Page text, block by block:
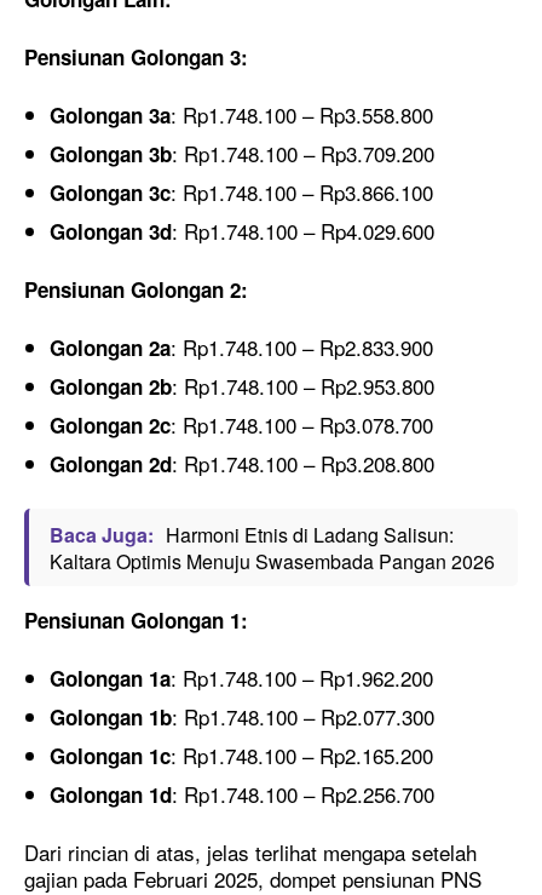
Pensiunan Golongan 3:
Golongan 3a: Rp1.748.100 – Rp3.558.800
Golongan 3b: Rp1.748.100 – Rp3.709.200
Golongan 3c: Rp1.748.100 – Rp3.866.100
Golongan 3d: Rp1.748.100 – Rp4.029.600
Pensiunan Golongan 2:
Golongan 2a: Rp1.748.100 – Rp2.833.900
Golongan 2b: Rp1.748.100 – Rp2.953.800
Golongan 2c: Rp1.748.100 – Rp3.078.700
Golongan 2d: Rp1.748.100 – Rp3.208.800
Baca Juga: Harmoni Etnis di Ladang Salisun:
Kaltara Optimis Menuju Swasembada Pangan 2026
Pensiunan Golongan 1:
Golongan 1a: Rp1.748.100 – Rp1.962.200
Golongan 1b: Rp1.748.100 – Rp2.077.300
Golongan 1c: Rp1.748.100 – Rp2.165.200
Golongan 1d: Rp1.748.100 – Rp2.256.700
Dari rincian di atas, jelas terlihat mengapa setelah
gajian pada Februari 2025, dompet pensiunan PNS